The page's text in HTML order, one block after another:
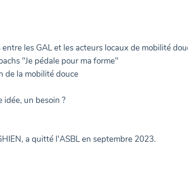
les GAL et les acteurs locaux de mobilité
"Je pédale pour ma forme"
de la mobilité douce
idée, un besoin ?
a quitté l'ASBL en septembre 2023.